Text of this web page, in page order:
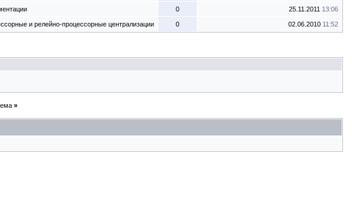
0 25.11.2011 13:06
и релейно-процессорные централизации 0 02.06.2010 11:52
»